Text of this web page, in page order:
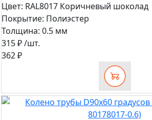
Цвет: RAL8017 Коричневый шоколад
Покрытие: Полиэстер
Толщина: 0.5 мм
315 ₽/шт.
362 ₽